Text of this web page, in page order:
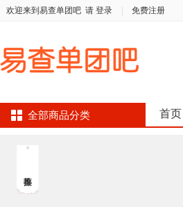
欢迎来到易查单团吧 请 登录 免费注册
全部商品分类 首页